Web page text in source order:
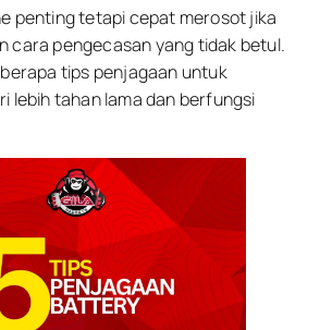
penting tetapi cepat merosot jika
cara pengecasan yang tidak betul.
tips penjagaan untuk
lebih tahan lama dan berfungsi